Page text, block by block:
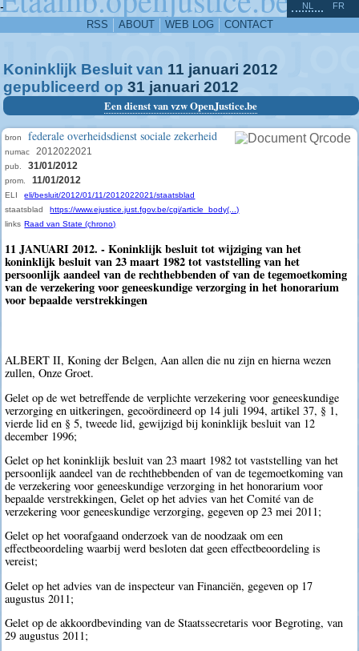
-
RSS ABOUT WEB LOG CONTACT
NL FR
Koninklijk Besluit van 11 januari 2012
gepubliceerd op 31 januari 2012
Een dienst van vzw OpenJustice.be
bron federale overheidsdienst sociale zekerheid
numac 2012022021
pub. 31/01/2012
prom. 11/01/2012
ELI
eli/besluit/2012/01/11/2012022021/staatsblad
staatsblad
https://www.ejustice.just.fgov.be/cgi/article_body(...)
links Raad van State (chrono)
11 JANUARI 2012. - Koninklijk besluit tot wijziging van het
koninklijk besluit van 23 maart 1982 tot vaststelling van het
persoonlijk aandeel van de rechthebbenden of van de tegemoetkoming
van de verzekering voor geneeskundige verzorging in het honorarium
voor bepaalde verstrekkingen
ALBERT II, Koning der Belgen, Aan allen die nu zijn en hierna wezen
zullen, Onze Groet.
Gelet op de wet betreffende de verplichte verzekering voor geneeskundige
verzorging en uitkeringen, gecoördineerd op 14 juli 1994, artikel 37, § 1,
vierde lid en § 5, tweede lid, gewijzigd bij koninklijk besluit van 12
december 1996;
Gelet op het koninklijk besluit van 23 maart 1982 tot vaststelling van het
persoonlijk aandeel van de rechthebbenden of van de tegemoetkoming van
de verzekering voor geneeskundige verzorging in het honorarium voor
bepaalde verstrekkingen, Gelet op het advies van het Comité van de
verzekering voor geneeskundige verzorging, gegeven op 23 mei 2011;
Gelet op het voorafgaand onderzoek van de noodzaak om een
effectbeoordeling waarbij werd besloten dat geen effectbeoordeling is
vereist;
Gelet op het advies van de inspecteur van Financiën, gegeven op 17
augustus 2011;
Gelet op de akkoordbevinding van de Staatssecretaris voor Begroting, van
29 augustus 2011;
^